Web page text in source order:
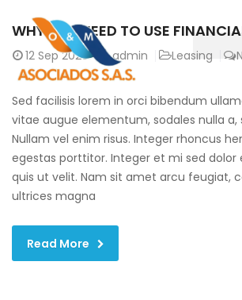
WHY DO I NEED TO USE
12 Sep 2020 admin Leasing
Sed facilisis lorem in orci bibendum
vitae augue elementum, sodales nulla a,
Nullam vel enim risus. Integer rhoncus
egestas porttitor. Integer et mi sed dolor
quis ut velit. Nam sit amet arcu feugiat,
ultrices magna
Read More